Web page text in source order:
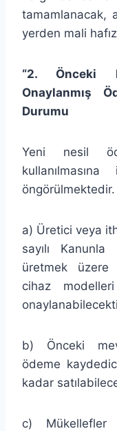
tamamlanacak,
yerden mali
“2. Önceki
Onaylanmış
Durumu
Yeni nesil
a) Üretici veya
sayılı
üretmek üzere
cihaz
b) Önceki
ödeme
kadar
c) Mükellefler